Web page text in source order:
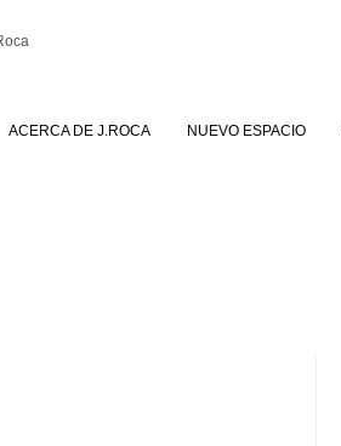
ACERCA DE J.ROCA NUEVO ESPACIO